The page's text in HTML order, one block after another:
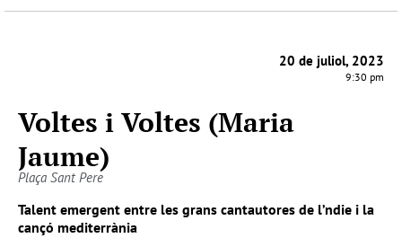
20 de juliol, 2023
9:30 pm
Voltes i Voltes (Maria
Jaume)
Plaça Sant Pere
Talent emergent entre les grans cantautores de l’ndie i la
cançó mediterrània